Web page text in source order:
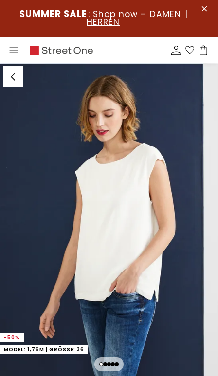
SUMMER SALE : Shop now - DAMEN |
HERREN
-50%
MODEL: 1,76M | GRÖSSE: 36